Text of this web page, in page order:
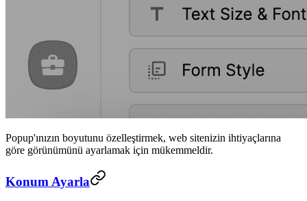
Popup'ınızın boyutunu özelleştirmek, web sitenizin ihtiyaçlarına
göre görünümünü ayarlamak için mükemmeldir.
Konum Ayarla